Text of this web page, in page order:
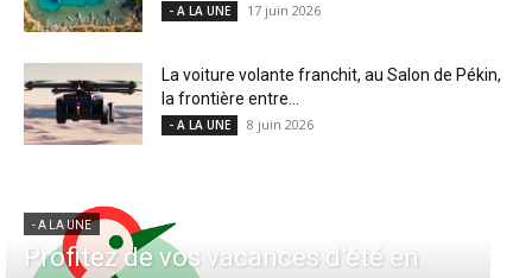
- A LA UNE 17 juin 2026
La voiture volante franchit, au Salon de Pékin,
la frontière entre...
- A LA UNE 8 juin 2026
- A LA UNE
Profitez de vos vacances d’été en